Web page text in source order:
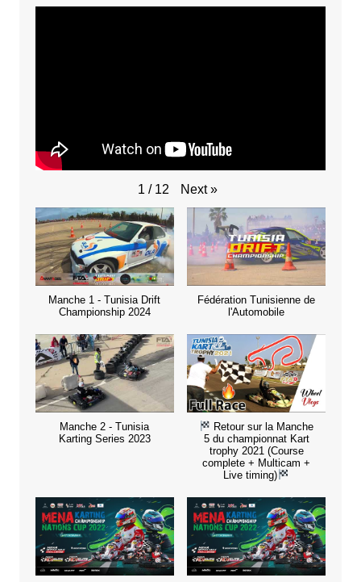
1 / 12 Next »
Manche 1 - Tunisia Drift
Championship 2024
Fédération Tunisienne de
l'Automobile
Manche 2 - Tunisia
Karting Series 2023
Retour sur la Manche
5 du championnat Kart
trophy 2021 (Course
complete + Multicam +
Live timing)